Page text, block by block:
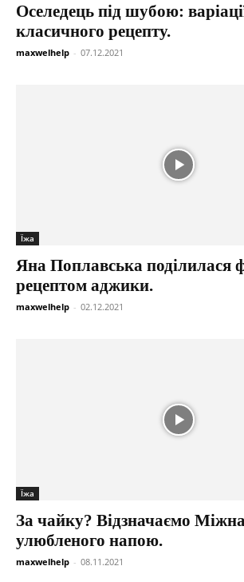
Оселедець під шубою:
класичного рецепту.
maxwelhelp - 07.12.2021
Їжа
Яна Поплавська поділилася
рецептом аджики.
maxwelhelp - 02.12.2021
Їжа
За чайку? Відзначаємо
улюбленого напою.
maxwelhelp - 08.11.2021